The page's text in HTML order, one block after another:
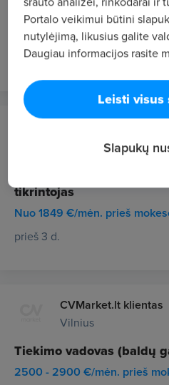
Sandėlio darbuotojas -
Nuo 1485 €/mėn. prieš
prieš 3 d.
tikrintojas
Nuo 1849 €/mėn. prieš
prieš 3 d.
CVMarket.lt klientas
Vilnius
Tiekimo vadovas (baldų
2500 - 2900 €/mėn. prieš
Portalo veikimui būtini
nutylėjimą, likusius galite
Daugiau informacijos rasite
Leisti
Slapukų